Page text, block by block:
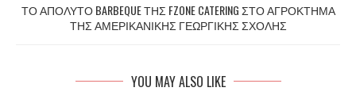
ΤΟ ΑΠΟΛΥΤΟ BARBEQUE ΤΗΣ FZONE CATERING ΣΤΟ ΑΓΡΟΚΤΗΜΑ
ΤΗΣ ΑΜΕΡΙΚΑΝΙΚΗΣ ΓΕΩΡΓΙΚΗΣ ΣΧΟΛΗΣ
YOU MAY ALSO LIKE